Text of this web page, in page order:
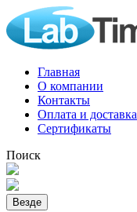
Главная
О компании
Контакты
Оплата и доставка
Сертификаты
Поиск
Везде